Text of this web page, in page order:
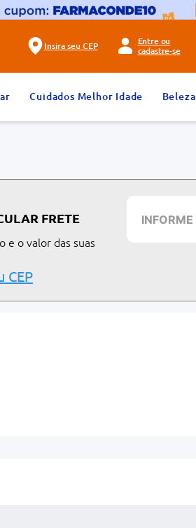
Insira seu CEP
Entre ou
cadastre-se
Cuidados Melhor Idade Beleza
FRETE
e o valor das suas
CEP